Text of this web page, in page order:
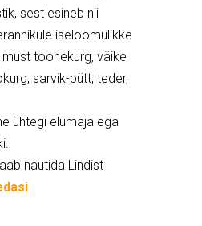
sest esineb nii
iseloomulikke
toonekurg, väike
sarvik-pütt, teder,
ühtegi elumaja ega
nautida Lindist